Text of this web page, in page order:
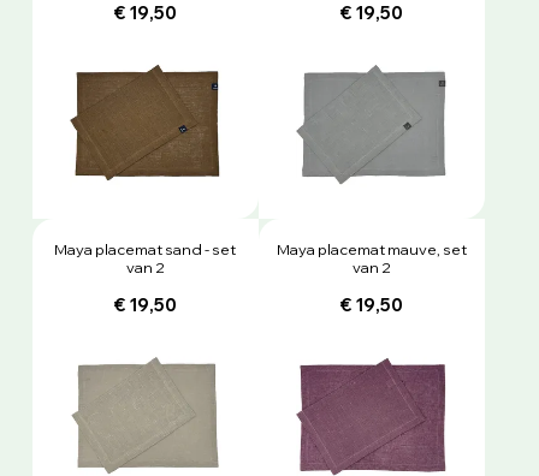
€ 19,50 € 19,50
Maya placemat sand - set
van 2
€ 19,50
Maya placemat mauve, set
van 2
€ 19,50